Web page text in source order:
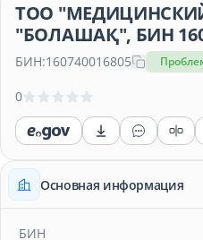
ТОО
"БОЛАШАҚ", БИН
БИН:160740016805
0
Основная информация
БИН